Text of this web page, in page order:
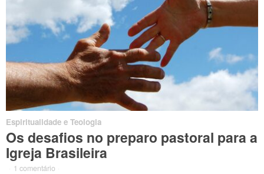
Espiritualidade e Teologia
Os desafios no preparo pastoral para a
Igreja Brasileira
1 comentário